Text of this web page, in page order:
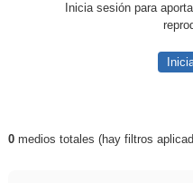
Inicia sesión para
Resultados de: fruto
0medios totales (hay filtros